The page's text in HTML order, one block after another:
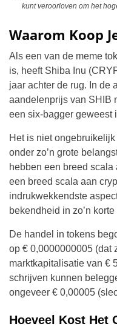
kunt veroorloven om het
Waarom Koop
Als een van de meme
is, heeft Shiba Inu
jaar achter de rug. In de
aandelenprijs van SHIB
een six-bagger geweest
Het is niet
onder zo’n grote
hebben een breed
een breed scala aan
indrukwekkendste
bekendheid in zo’n
De handel in tokens
op € 0,0000000005 (dat
marktkapitalisatie van €
schrijven kunnen
ongeveer € 0,00005
Hoeveel Kost Het